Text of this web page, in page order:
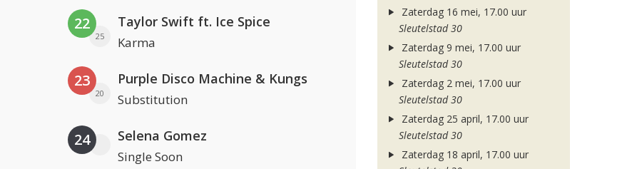
22
25
Taylor Swift ft. Ice Spice
Karma
23
20
Purple Disco Machine & Kungs
Substitution
24 Selena Gomez
Single Soon
Zaterdag 16 mei, 17.00 uur
Sleutelstad 30
Zaterdag 9 mei, 17.00 uur
Sleutelstad 30
Zaterdag 2 mei, 17.00 uur
Sleutelstad 30
Zaterdag 25 april, 17.00 uur
Sleutelstad 30
Zaterdag 18 april, 17.00 uur